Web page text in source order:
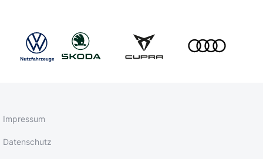
Impressum
Datenschutz